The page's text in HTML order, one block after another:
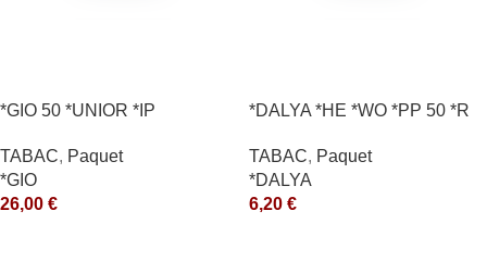
*GIO 50 *UNIOR *IP
TABAC, Paquet
*GIO
26,00 €
*DALYA *HE *WO *PP 50 *R
TABAC, Paquet
*DALYA
6,20 €